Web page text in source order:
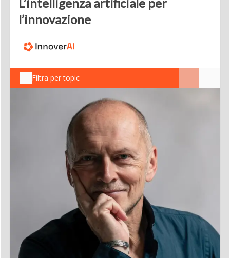
L’intelligenza artificiale per
l’innovazione
Filtra per topic